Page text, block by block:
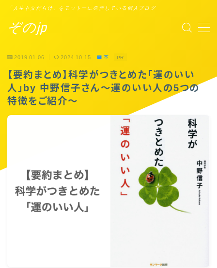
ぞのjp
「人生ネタだらけ」をモットーに発信している個人ブログ
MENU
Points of You
2019.01.06 2024.10.15 本 PR
【要約まとめ】科学がつきとめた「運のいい
人」by 中野信子さん〜運のいい人の5つの
特徴をご紹介〜